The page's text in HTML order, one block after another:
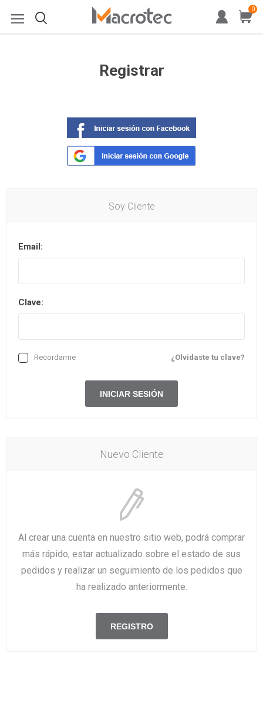
0
Registrar
Soy Cliente
Email:
Clave:
¿Olvidaste tu clave?
Recordarme
Nuevo Cliente
Al crear una cuenta en nuestro sitio web, podrá comprar
más rápido, estar actualizado sobre el estado de sus
pedidos y realizar un seguimiento de los pedidos que
ha realizado anteriormente.